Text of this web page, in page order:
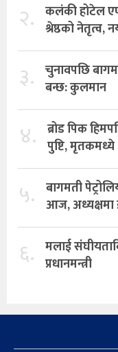
२. कलंकी होटेल
श्रेष्ठको नेतृत्व,
३. चुनावपछि
बन्छ: कुलमान
४. ब्रोड पिक
पुष्टि,
५. बागमती
आज, अध्यक्षमा
६. मलाई
प्रधानमन्त्री